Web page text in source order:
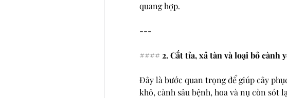
quang hợp.
---
#### 2. Cắt tỉa, xả tàn và loại bỏ cành
Đây là bước quan trọng để giúp cây
khô, cành sâu bệnh, hoa và nụ còn sót